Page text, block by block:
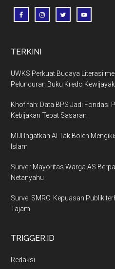
TERKINI
UWKS Perkuat Budaya Literasi
Peluncuran Buku Kredo
Khofifah: Data BPS Jadi Fondasi
Kebijakan Tepat Sasaran
MUI Ingatkan AI Tak Boleh
Islam
Survei: Mayoritas Warga AS
Netanyahu
Survei SMRC: Kepuasan Publik
Tajam
TRIGGER.ID
Redaksi